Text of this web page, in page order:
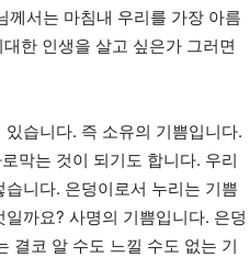
께서는 마침내 우리를 가장 아름
한 인생을 살고 싶은가 그러면
습니다. 즉 소유의 기쁨입니다.
막는 것이 되기도 합니다. 우리
니다. 은덩이로서 누리는 기쁨
까요? 사명의 기쁨입니다. 은덩
결코 알 수도 느낄 수도 없는 기